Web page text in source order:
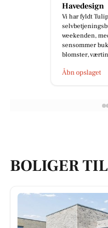
Havedesign
Vi har fyldt
weekenden,
sensommer
blomster,
Åbn opslaget
BOLIGER